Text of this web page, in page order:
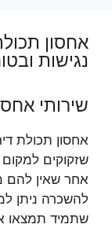
אחסון
נגישות
שירותי
אחסון תכולת
שזקוקים למקום
אחר שאין להם
להשכרה ניתן
שתמיד תמצאו